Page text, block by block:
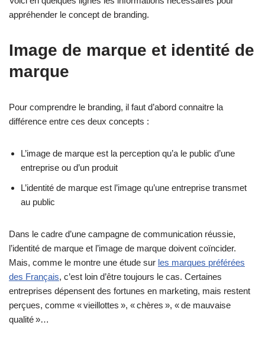
appréhender le concept de branding.
Image de marque et identité de
marque
Pour comprendre le branding, il faut d’abord connaitre la
différence entre ces deux concepts :
L’image de marque est la perception qu’a le public d’une
entreprise ou d’un produit
L’identité de marque est l’image qu’une entreprise transmet
au public
Dans le cadre d’une campagne de communication réussie,
l’identité de marque et l’image de marque doivent coïncider.
Mais, comme le montre une étude sur les marques préférées
des Français, c’est loin d’être toujours le cas. Certaines
entreprises dépensent des fortunes en marketing, mais restent
perçues, comme « vieillottes », « chères », « de mauvaise
qualité »…